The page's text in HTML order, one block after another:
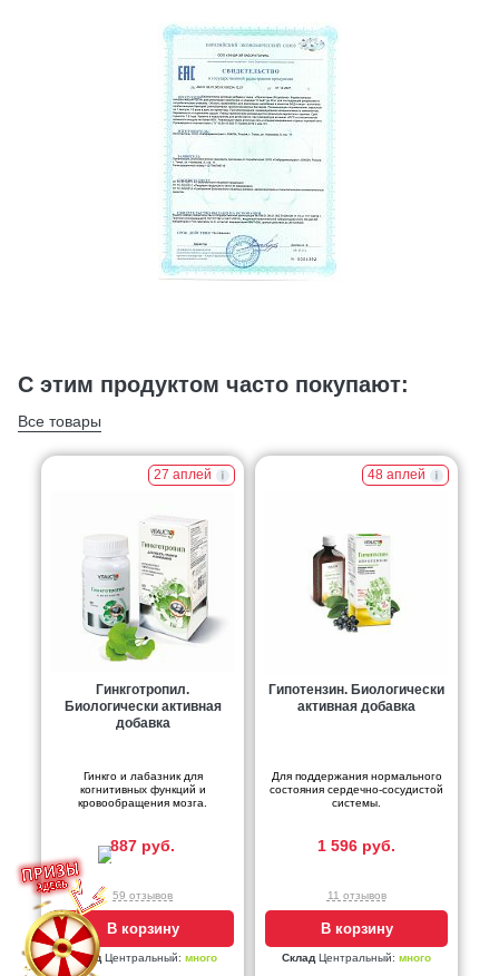
С этим продуктом часто покупают:
Все товары
27 аплей
Гинкготропил.
Биологически активная
добавка
Гинкго и лабазник для
когнитивных функций и
кровообращения мозга.
887 руб.
59 отзывов
В корзину
Склад Центральный: много
48 аплей
Гипотензин. Биологически
активная добавка
Для поддержания нормального
состояния сердечно-сосудистой
системы.
1 596 руб.
11 отзывов
В корзину
Склад Центральный: много